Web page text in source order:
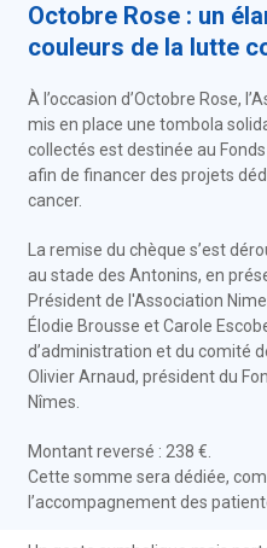
Octobre Rose : un
couleurs de la lutte
À l’occasion d’Octobre Rose,
mis en place une tombola
collectés est destinée au
afin de financer des projets
cancer.
La remise du chèque s’est
au stade des Antonins, en
Président de l'Association
Élodie Brousse et Carole
d’administration et du comité
Olivier Arnaud, président du
Nîmes.
Montant reversé : 238 €.
Cette somme sera dédiée,
l’accompagnement des